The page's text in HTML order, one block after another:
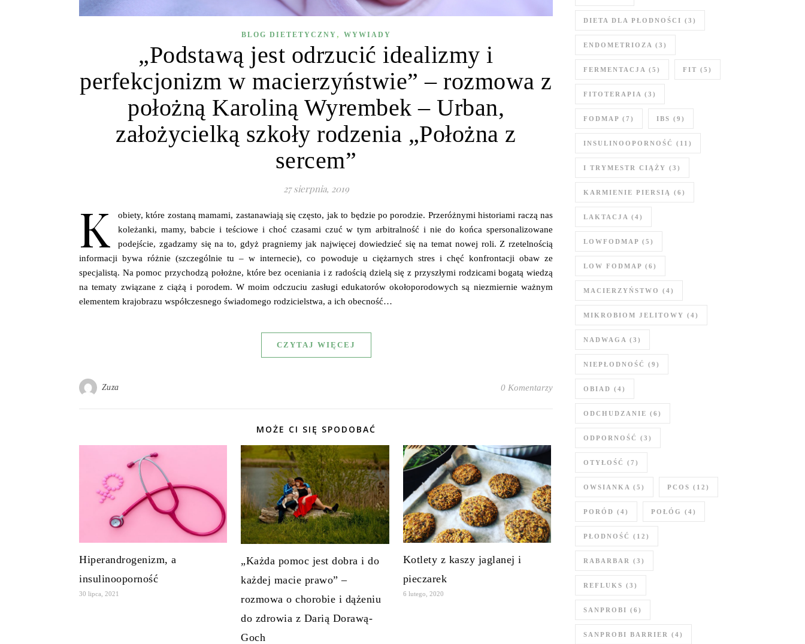
BLOG DIETETYCZNY , WYWIADY
„Podstawą jest odrzucić idealizmy i
perfekcjonizm w macierzyństwie” – rozmowa z
położną Karoliną Wyrembek – Urban,
założycielką szkoły rodzenia „Położna z
sercem”
27 sierpnia, 2019
K
obiety, które zostaną mamami, zastanawiają się często, jak to będzie po porodzie. Przeróżnymi historiami raczą nas
koleżanki, mamy, babcie i teściowe i choć czasami czuć w tym arbitralność i nie do końca spersonalizowane
podejście, zgadzamy się na to, gdyż pragniemy jak najwięcej dowiedzieć się na temat nowej roli. Z rzetelnością
informacji bywa różnie (szczególnie tu – w internecie), co powoduje u ciężarnych stres i chęć konfrontacji obaw ze
specjalistą. Na pomoc przychodzą położne, które bez oceniania i z radością dzielą się z przyszłymi rodzicami bogatą wiedzą
na tematy związane z ciążą i porodem. W moim odczuciu zasługi edukatorów okołoporodowych są niezmiernie ważnym
elementem krajobrazu współczesnego świadomego rodzicielstwa, a ich obecność…
CZYTAJ WIĘCEJ
Zuza 0 Komentarzy
MOŻE CI SIĘ SPODOBAĆ
Hiperandrogenizm, a
insulinooporność
30 lipca, 2021
„Każda pomoc jest dobra i do
każdej macie prawo” –
rozmowa o chorobie i dążeniu
do zdrowia z Darią Dorawą-
Goch
Kotlety z kaszy jaglanej i
pieczarek
6 lutego, 2020
DIETA DLA PŁODNOŚCI (3)
ENDOMETRIOZA (3)
FERMENTACJA (5) FIT (5)
FITOTERAPIA (3)
FODMAP (7) IBS (9)
INSULINOOPORNOŚĆ (11)
I TRYMESTR CIĄŻY (3)
KARMIENIE PIERSIĄ (6)
LAKTACJA (4)
LOWFODMAP (5)
LOW FODMAP (6)
MACIERZYŃSTWO (4)
MIKROBIOM JELITOWY (4)
NADWAGA (3)
NIEPŁODNOŚĆ (9)
OBIAD (4)
ODCHUDZANIE (6)
ODPORNOŚĆ (3)
OTYŁOŚĆ (7)
OWSIANKA (5) PCOS (12)
PORÓD (4) POŁÓG (4)
PŁODNOŚĆ (12)
RABARBAR (3)
REFLUKS (3)
SANPROBI (6)
SANPROBI BARRIER (4)